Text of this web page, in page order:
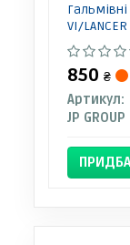
VI/
850 ₴
Артикул:
JP GROUP